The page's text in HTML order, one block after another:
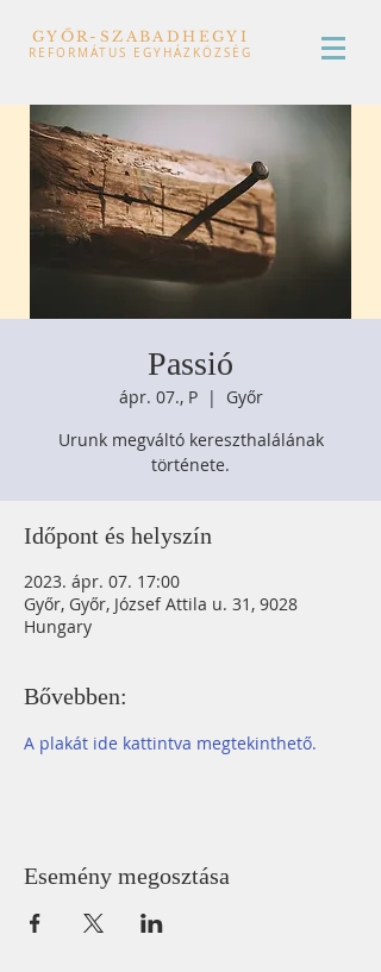
GYŐR-SZABADHEGYI
REFORMÁTUS EGYHÁZKÖZSÉG
Passió
ápr. 07., P
  |
Győr
Urunk megváltó kereszthalálának
története.
Időpont és helyszín
2023. ápr. 07. 17:00
Győr, Győr, József Attila u. 31, 9028
Hungary
Bővebben:
A plakát ide kattintva megtekinthető.
Esemény megosztása